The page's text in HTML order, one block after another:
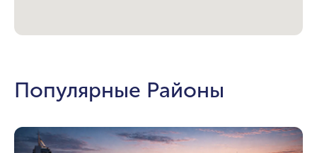
Популярные Районы